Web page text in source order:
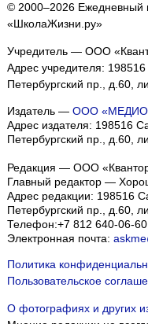
© 2000–2026 Ежедневный
«ШколаЖизни.ру»
Учредитель — ООО
Адрес учредителя: 198516
Петербургский пр., д.60,
Издатель — ООО
Адрес издателя: 198516
Петербургский пр., д.60,
Редакция — ООО
Главный редактор —
Адрес редакции: 198516
Петербургский пр., д.60,
Телефон:+7 812 640-06-60
Электронная почта:
Политика
Пользовательское
О фотографиях и других